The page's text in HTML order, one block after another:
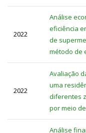
2022
Análise
eficiência
de
método de
2022
Avaliação
uma
diferentes
por meio
Análise